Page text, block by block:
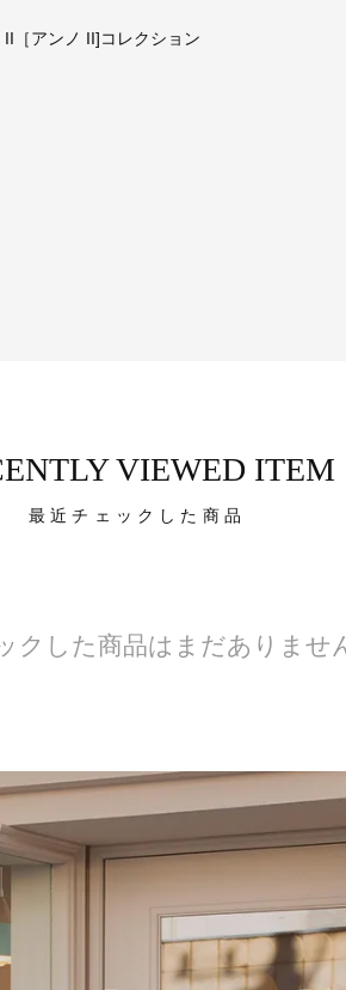
［アンノ II]コレクション
VIEWED ITEM
最近チェックした商品
クした商品はまだありませ